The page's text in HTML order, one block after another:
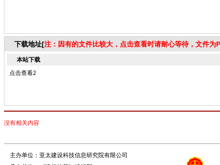
下载地址[注：因有的文件比较大，点击查看时请耐心等待，文件为
本站下载
点击查看2
没有相关内容
主办单位：亚太建设科技信息研究院有限公司